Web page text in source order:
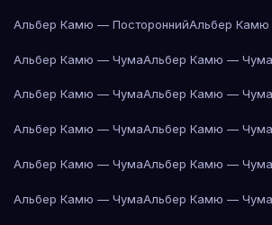
Альбер Камю — ПостороннийАльбер Камю
Альбер Камю — ЧумаАльбер Камю — Чума
Альбер Камю — ЧумаАльбер Камю — Чума
Альбер Камю — ЧумаАльбер Камю — Чума
Альбер Камю — ЧумаАльбер Камю — Чума
Альбер Камю — ЧумаАльбер Камю — Чума